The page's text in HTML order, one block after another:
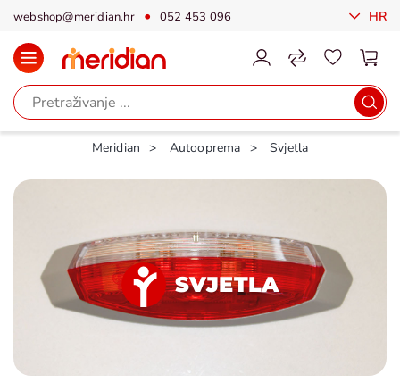
webshop@meridian.hr 052 453 096 HR
Meridian Autooprema Svjetla
SVJETLA